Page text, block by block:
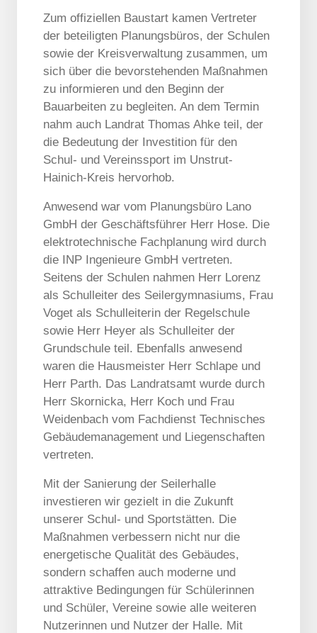
Zum offiziellen Baustart kamen Vertreter
der beteiligten Planungsbüros, der Schulen
sowie der Kreisverwaltung zusammen, um
sich über die bevorstehenden Maßnahmen
zu informieren und den Beginn der
Bauarbeiten zu begleiten. An dem Termin
nahm auch Landrat Thomas Ahke teil, der
die Bedeutung der Investition für den
Schul- und Vereinssport im Unstrut-
Hainich-Kreis hervorhob.
Anwesend war vom Planungsbüro Lano
GmbH der Geschäftsführer Herr Hose. Die
elektrotechnische Fachplanung wird durch
die INP Ingenieure GmbH vertreten.
Seitens der Schulen nahmen Herr Lorenz
als Schulleiter des Seilergymnasiums, Frau
Voget als Schulleiterin der Regelschule
sowie Herr Heyer als Schulleiter der
Grundschule teil. Ebenfalls anwesend
waren die Hausmeister Herr Schlape und
Herr Parth. Das Landratsamt wurde durch
Herr Skornicka, Herr Koch und Frau
Weidenbach vom Fachdienst Technisches
Gebäudemanagement und Liegenschaften
vertreten.
Mit der Sanierung der Seilerhalle
investieren wir gezielt in die Zukunft
unserer Schul- und Sportstätten. Die
Maßnahmen verbessern nicht nur die
energetische Qualität des Gebäudes,
sondern schaffen auch moderne und
attraktive Bedingungen für Schülerinnen
und Schüler, Vereine sowie alle weiteren
Nutzerinnen und Nutzer der Halle. Mit